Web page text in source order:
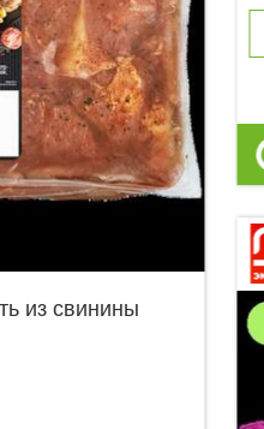
из свинины